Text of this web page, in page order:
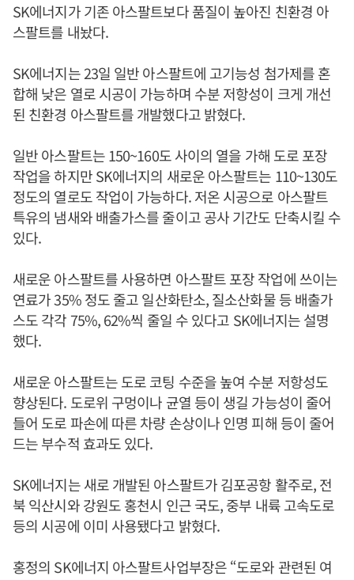
SK에너지가 기존 아스팔트보다 품질이 높아진 친환경 아
스팔트를 내놨다.
SK에너지는 23일 일반 아스팔트에 고기능성 첨가제를 혼
합해 낮은 열로 시공이 가능하며 수분 저항성이 크게 개선
된 친환경 아스팔트를 개발했다고 밝혔다.
일반 아스팔트는 150~160도 사이의 열을 가해 도로 포장
작업을 하지만 SK에너지의 새로운 아스팔트는 110~130도
정도의 열로도 작업이 가능하다. 저온 시공으로 아스팔트
특유의 냄새와 배출가스를 줄이고 공사 기간도 단축시킬 수
있다.
새로운 아스팔트를 사용하면 아스팔트 포장 작업에 쓰이는
연료가 35% 정도 줄고 일산화탄소, 질소산화물 등 배출가
스도 각각 75%, 62%씩 줄일 수 있다고 SK에너지는 설명
했다.
새로운 아스팔트는 도로 코팅 수준을 높여 수분 저항성도
향상된다. 도로위 구멍이나 균열 등이 생길 가능성이 줄어
들어 도로 파손에 따른 차량 손상이나 인명 피해 등이 줄어
드는 부수적 효과도 있다.
SK에너지는 새로 개발된 아스팔트가 김포공항 활주로, 전
북 익산시와 강원도 홍천시 인근 국도, 중부 내륙 고속도로
등의 시공에 이미 사용됐다고 밝혔다.
홍정의 SK에너지 아스팔트사업부장은 “도로와 관련된 여